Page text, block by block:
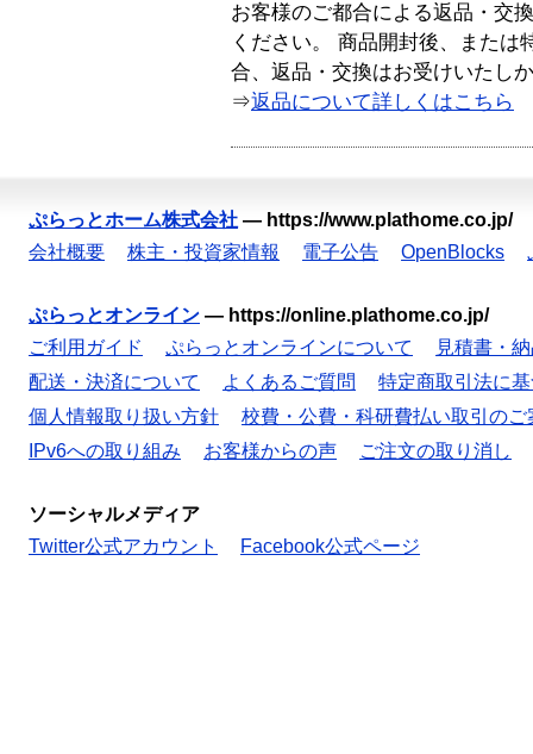
お客様のご都合による返品・交
ください。 商品開封後、または
合、返品・交換はお受けいたし
⇒返品について詳しくはこちら
ぷらっとホーム株式会社 — https://www.plathome.co.jp/
会社概要
株主・投資家情報 電子公告 OpenBlocks
ぷらっとオンライン — https://online.plathome.co.jp/
ご利用ガイド
ぷらっとオンラインについて
見積書・
配送・決済について
よくあるご質問
特定商取引法に
個人情報取り扱い方針
校費・公費・科研費払い取引のご
IPv6への取り組み
お客様からの声 ご注文の取り消し
ソーシャルメディア
Twitter公式アカウント
Facebook公式ページ